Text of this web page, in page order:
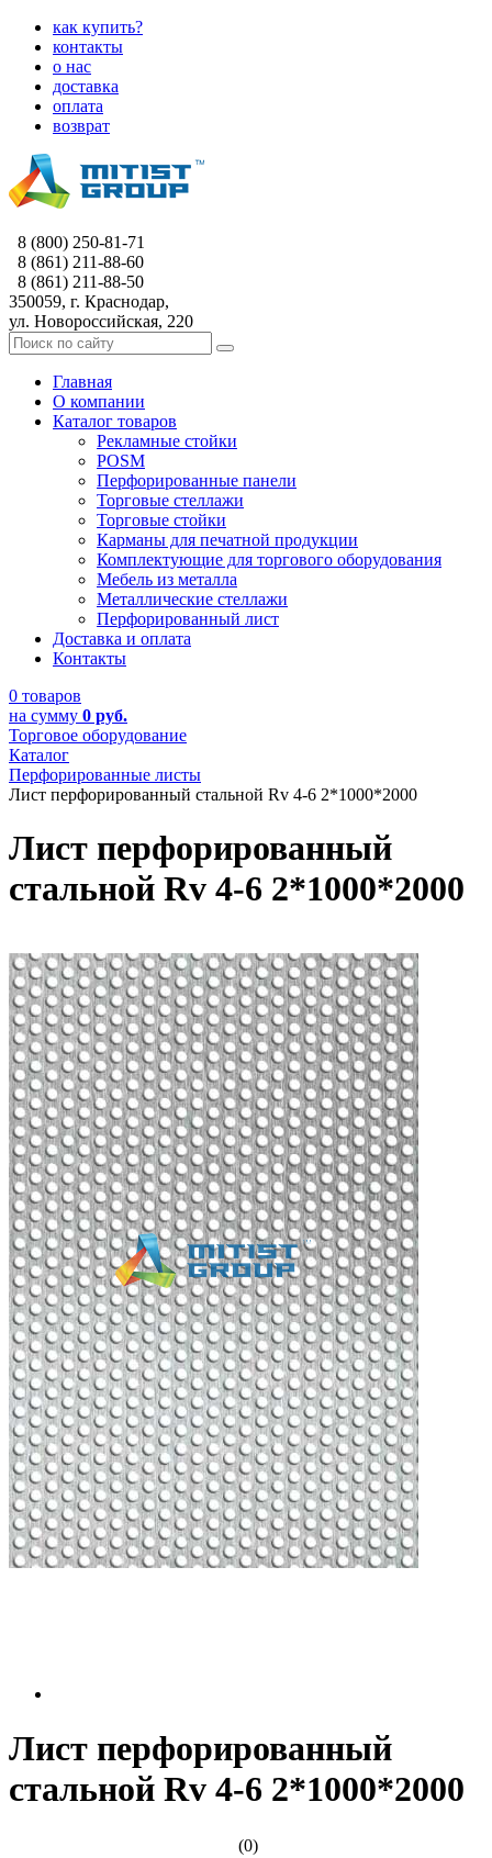
как купить?
контакты
о нас
доставка
оплата
возврат
8 (800) 250-81-71
8 (861) 211-88-60
8 (861) 211-88-50
350059, г. Краснодар,
ул. Новороссийская, 220
Главная
О компании
Каталог товаров
Рекламные стойки
POSM
Перфорированные панели
Торговые стеллажи
Торговые стойки
Карманы для печатной продукции
Комплектующие для торгового оборудования
Мебель из металла
Металлические стеллажи
Перфорированный лист
Доставка и оплата
Контакты
0 товаров
на сумму 0 руб.
Торговое оборудование
Каталог
Перфорированные листы
Лист перфорированный стальной Rv 4-6 2*1000*2000
Лист перфорированный
стальной Rv 4-6 2*1000*2000
Лист перфорированный
стальной Rv 4-6 2*1000*2000
(0)